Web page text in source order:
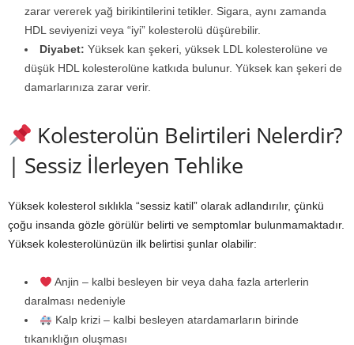
zarar vererek yağ birikintilerini tetikler. Sigara, aynı zamanda
HDL seviyenizi veya “iyi” kolesterolü düşürebilir.
Diyabet: Yüksek kan şekeri, yüksek LDL kolesterolüne ve
düşük HDL kolesterolüne katkıda bulunur. Yüksek kan şekeri de
damarlarınıza zarar verir.
Kolesterolün Belirtileri Nelerdir?
| Sessiz İlerleyen Tehlike
Yüksek kolesterol sıklıkla “sessiz katil” olarak adlandırılır, çünkü
çoğu insanda gözle görülür belirti ve semptomlar bulunmamaktadır.
Yüksek kolesterolünüzün ilk belirtisi şunlar olabilir:
Anjin – kalbi besleyen bir veya daha fazla arterlerin
daralması nedeniyle
Kalp krizi – kalbi besleyen atardamarların birinde
tıkanıklığın oluşması